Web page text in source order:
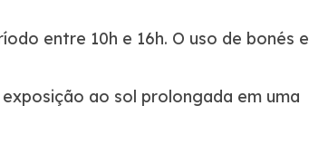
entre 10h e 16h. O uso de bonés e
ao sol prolongada em uma